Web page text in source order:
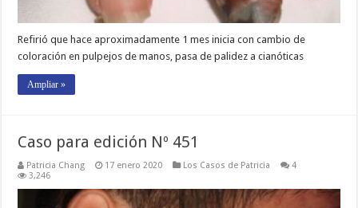
Refirió que hace aproximadamente 1 mes inicia con cambio de
coloración en pulpejos de manos, pasa de palidez a cianóticas
Ampliar »
Caso para edición Nº 451
Patricia Chang 17 enero 2020 Los Casos de Patricia
4
3,246